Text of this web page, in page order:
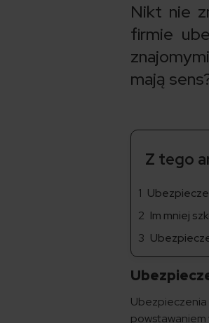
Nikt nie
firmie
mają
Z tego
Im mniej
Ubezpieczenia
powstawaniem